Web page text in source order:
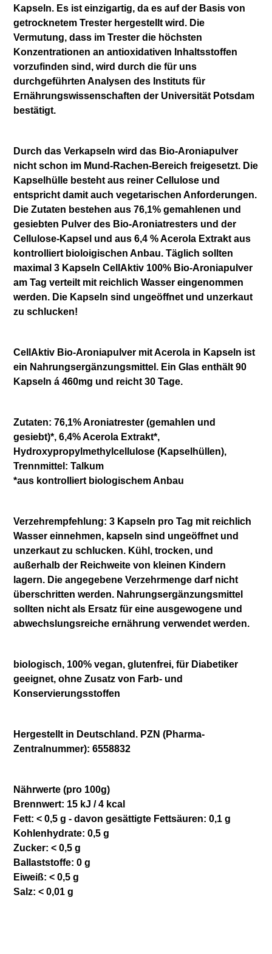
Kapseln. Es ist einzigartig, da es auf der Basis von
getrocknetem Trester hergestellt wird. Die
Vermutung, dass im Trester die höchsten
Konzentrationen an antioxidativen Inhaltsstoffen
vorzufinden sind, wird durch die für uns
durchgeführten Analysen des Instituts für
Ernährungswissenschaften der Universität Potsdam
bestätigt.
Durch das Verkapseln wird das Bio-Aroniapulver
nicht schon im Mund-Rachen-Bereich freigesetzt. Die
Kapselhülle besteht aus reiner Cellulose und
entspricht damit auch vegetarischen Anforderungen.
Die Zutaten bestehen aus 76,1% gemahlenen und
gesiebten Pulver des Bio-Aroniatresters und der
Cellulose-Kapsel und aus 6,4 % Acerola Extrakt aus
kontrolliert bioloigischen Anbau. Täglich sollten
maximal 3 Kapseln CellAktiv 100% Bio-Aroniapulver
am Tag verteilt mit reichlich Wasser eingenommen
werden. Die Kapseln sind ungeöffnet und unzerkaut
zu schlucken!
CellAktiv Bio-Aroniapulver mit Acerola in Kapseln ist
ein Nahrungsergänzungsmittel. Ein Glas enthält 90
Kapseln á 460mg und reicht 30 Tage.
Zutaten: 76,1% Aroniatrester (gemahlen und
gesiebt)*, 6,4% Acerola Extrakt*,
Hydroxypropylmethylcellulose (Kapselhüllen),
Trennmittel: Talkum
*aus kontrolliert biologischem Anbau
Verzehrempfehlung: 3 Kapseln pro Tag mit reichlich
Wasser einnehmen, kapseln sind ungeöffnet und
unzerkaut zu schlucken. Kühl, trocken, und
außerhalb der Reichweite von kleinen Kindern
lagern. Die angegebene Verzehrmenge darf nicht
überschritten werden. Nahrungsergänzungsmittel
sollten nicht als Ersatz für eine ausgewogene und
abwechslungsreiche ernährung verwendet werden.
biologisch, 100% vegan, glutenfrei, für Diabetiker
geeignet, ohne Zusatz von Farb- und
Konservierungsstoffen
Hergestellt in Deutschland. PZN (Pharma-
Zentralnummer): 6558832
Nährwerte (pro 100g)
Brennwert: 15 kJ / 4 kcal
Fett: < 0,5 g - davon gesättigte Fettsäuren: 0,1 g
Kohlenhydrate: 0,5 g
Zucker: < 0,5 g
Ballaststoffe: 0 g
Eiweiß: < 0,5 g
Salz: < 0,01 g